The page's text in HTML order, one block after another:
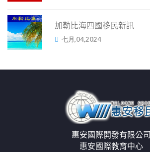
加勒比海四國移民新訊
七月,04,2024
惠安國際開發有限公司
惠安國際教育中心